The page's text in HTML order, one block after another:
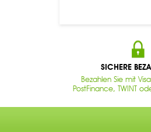
SICHERE
Bezahlen Sie mit
PostFinance, TWINT